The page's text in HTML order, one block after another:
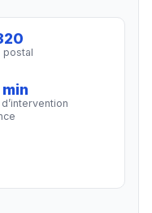
postal
min